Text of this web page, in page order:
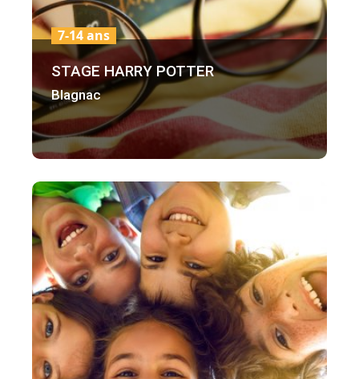
STAGE HARRY POTTER
Blagnac
7-14 ans